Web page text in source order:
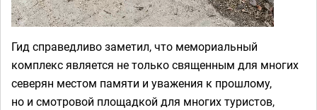
Гид справедливо заметил, что мемориальный
комплекс является не только священным для многих
северян местом памяти и уважения к прошлому,
но и смотровой площадкой для многих туристов,